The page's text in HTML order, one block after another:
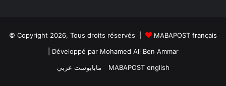
© Copyright 2026, Tous droits réservés |
MABAPOST français
| Développé par Mohamed Ali Ben Ammar
مابابوست عربي
MABAPOST english